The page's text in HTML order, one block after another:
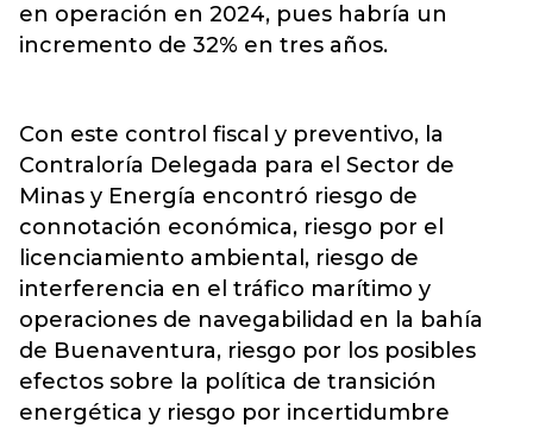
en operación en 2024, pues habría un
incremento de 32% en tres años.
Con este control fiscal y preventivo, la
Contraloría Delegada para el Sector de
Minas y Energía encontró riesgo de
connotación económica, riesgo por el
licenciamiento ambiental, riesgo de
interferencia en el tráfico marítimo y
operaciones de navegabilidad en la bahía
de Buenaventura, riesgo por los posibles
efectos sobre la política de transición
energética y riesgo por incertidumbre